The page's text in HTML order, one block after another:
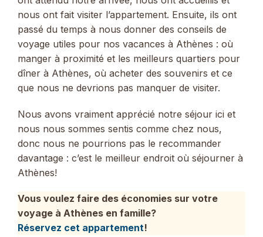
nous ont fait visiter l’appartement. Ensuite, ils ont
passé du temps à nous donner des conseils de
voyage utiles pour nos vacances à Athènes : où
manger à proximité et les meilleurs quartiers pour
dîner à Athènes, où acheter des souvenirs et ce
que nous ne devrions pas manquer de visiter.
Nous avons vraiment apprécié notre séjour ici et
nous nous sommes sentis comme chez nous,
donc nous ne pourrions pas le recommander
davantage : c’est le meilleur endroit où séjourner à
Athènes!
Vous voulez faire des économies sur votre
voyage à Athènes en famille?
Réservez cet appartement!